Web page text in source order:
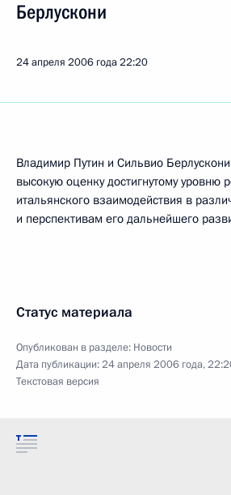
Берлускони
24 апреля 2006 года22:20
Владимир Путин и Сильвио
высокую оценку достигнутому уровню
итальянского взаимодействия в
и перспективам его дальнейшего
Статус материала
Опубликован в разделе: Новости
Дата публикации:24 апреля 2006 года,
Текстовая версия